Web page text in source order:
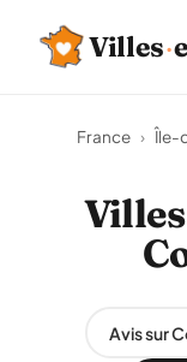
Villes·
France › Île-
Avis sur